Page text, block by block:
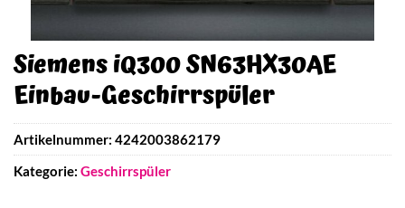
Siemens iQ300 SN63HX30AE
Einbau-Geschirrspüler
Artikelnummer: 4242003862179
Kategorie: Geschirrspüler